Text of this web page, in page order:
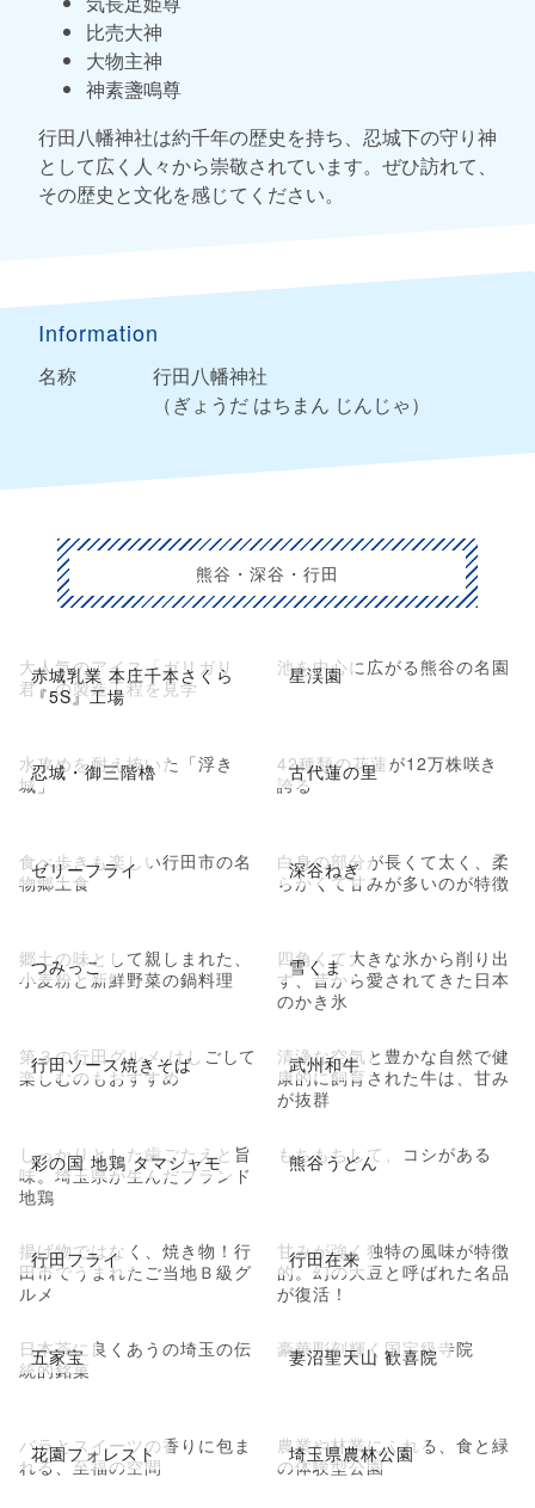
比売大神
大物主神
神素盞鳴尊
行田八幡神社は約千年の歴史を持ち、忍城下の守り神
として広く人々から崇敬されています。ぜひ訪れて、
その歴史と文化を感じてください。
Information
名称
行田八幡神社
（ぎょうだ はちまん じんじゃ）
熊谷・深谷・行田
赤城乳業 本庄千本さくら
『5S』工場
大人気のアイス「ガリガリ
君」の製造工程を見学
星渓園
池を中心に広がる熊谷の名園
忍城・御三階櫓
水攻めを耐え抜いた「浮き
城」
古代蓮の里
42種類の花蓮が12万株咲き
誇る
ゼリーフライ
食べ歩きも楽しい行田市の名
物郷土食
深谷ねぎ
白身の部分が長くて太く、柔
らかくて甘みが多いのが特徴
つみっこ
郷土の味として親しまれた、
小麦粉と新鮮野菜の鍋料理
雪くま
四角くて大きな氷から削り出
す、昔から愛されてきた日本
のかき氷
行田ソース焼きそば
第３の行田グルメ はしごして
楽しむのもおすすめ
武州和牛
清浄な空気と豊かな自然で健
康的に飼育された牛は、甘み
が抜群
彩の国 地鶏 タマシャモ
しっかりとした歯ごたえと旨
味。埼玉県が生んだブランド
地鶏
熊谷うどん
もちもちして、コシがある
行田フライ
揚げ物ではなく、焼き物！行
田市でうまれたご当地Ｂ級グ
ルメ
行田在来
甘みが強く独特の風味が特徴
的。幻の大豆と呼ばれた名品
が復活！
五家宝
日本茶に良くあうの埼玉の伝
統的銘菓
妻沼聖天山 歓喜院
豪華彫刻輝く国宝級寺院
花園フォレスト
バラとスイーツの香りに包ま
れる、至福の空間
埼玉県農林公園
農業や林業にふれる、食と緑
の体験型公園